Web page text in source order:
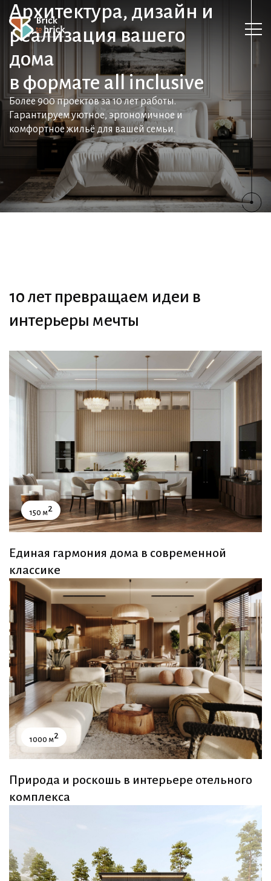
Архитектура, дизайн и
реализация вашего
дома
в формате all inclusive
Более 900 проектов за 10 лет работы.
Гарантируем уютное, эргономичное и
комфортное жильё для вашей семьи.
10 лет превращаем идеи в
интерьеры мечты
150 м2
Единая гармония дома в современной
классике
1000 м2
Природа и роскошь в интерьере отельного
комплекса